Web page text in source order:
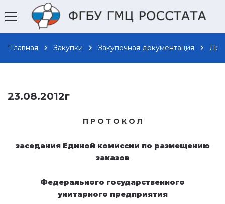
';Главная chevron_right Закупки chevron_right Закупочная документация chevron_right
23.08.2012г
П Р О Т О К О Л
заседания Единой комиссии по размещению
заказов
Федерального государственного
унитарного предприятия